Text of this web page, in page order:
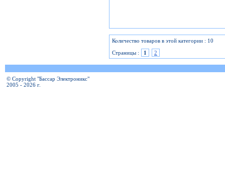
Количество товаров в этой категории : 10
Страницы :
1 2
© Copyright "Бассар Электроникс"
2005 - 2026 г.